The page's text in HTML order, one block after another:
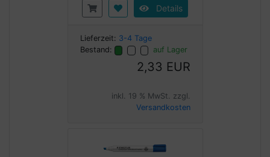
Details
Lieferzeit: 3-4 Tage
Bestand:
auf Lager
2,33 EUR
inkl. 19 % MwSt. zzgl.
Versandkosten